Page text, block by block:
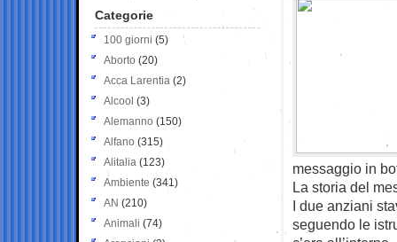
messaggio in
La storia del
I due anziani
seguendo le
Categorie
100 giorni (5)
Aborto (20)
Acca Larentia (2)
Alcool (3)
Alemanno (150)
Alfano (315)
Alitalia (123)
Ambiente (341)
AN (210)
Animali (74)